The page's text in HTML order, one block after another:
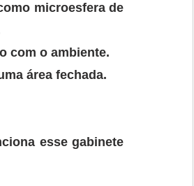
microesfera de
com o ambiente.
área fechada.
esse gabinete